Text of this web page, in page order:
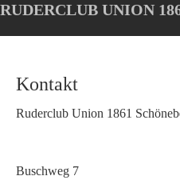
Oops, an error occurred! Code:
main
RUDERCLUB UNION
Kontakt
Ruderclub Union 1861
Buschweg 7